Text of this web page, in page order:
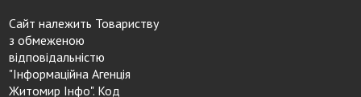
Сайт належить Товариству
з обмеженою
відповідальністю
"Інформаційна Агенція
Житомир Інфо". Код